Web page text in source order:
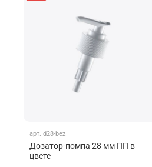
арт. d28-bez
Дозатор-помпа 28 мм ПП в
цвете